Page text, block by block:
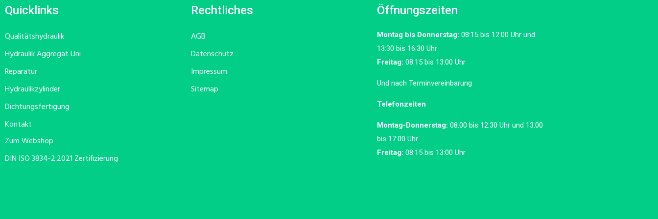
Quicklinks
Qualitätshydraulik
Hydraulik Aggregat Uni
Reparatur
Hydraulikzylinder
Dichtungsfertigung
Kontakt
Zum Webshop
DIN ISO 3834-2:2021 Zertifizierung
Rechtliches
AGB
Datenschutz
Impressum
Sitemap
Öffnungszeiten
Montag bis Donnerstag: 08:15 bis 12:00 Uhr und
13:30 bis 16:30 Uhr
Freitag: 08:15 bis 13:00 Uhr
Und nach Terminvereinbarung
Telefonzeiten
Montag-Donnerstag: 08:00 bis 12:30 Uhr und 13:00
bis 17:00 Uhr
Freitag: 08:15 bis 13:00 Uhr